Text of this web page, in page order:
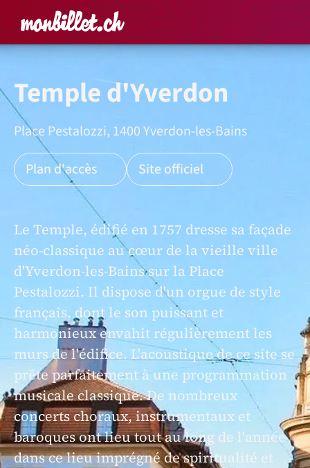
Accueil Rechercher un
Panier
Temple d'Yverdon
Place Pestalozzi, 1400 Yverdon-les-Bains
Plan d'accès
Site officiel
Le Temple, édifié en 1757 dresse sa façade
néo-classique au cœur de la vieille ville
d'Yverdon-les-Bains sur la Place
Pestalozzi. Il dispose d'un orgue de style
français, dont le son puissant et
harmonieux envahit régulièrement les
murs de l'édifice. L'acoustique de ce site se
prête parfaitement à une programmation
musicale classique. De nombreux
concerts choraux, instrumentaux et
baroques ont lieu tout au long de l'année
dans ce lieu imprégné de spiritualité et